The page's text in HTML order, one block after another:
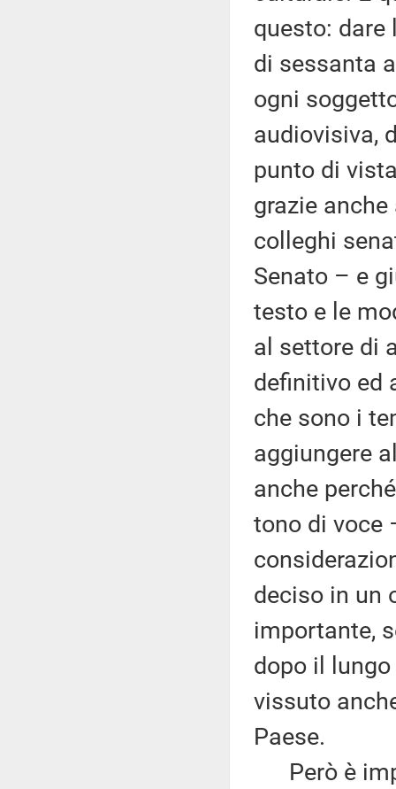
questo: dare
di sessanta
ogni
audiovisiva,
punto di
grazie
colleghi
Senato – e
testo e le
al settore di
definitivo ed
che sono i
aggiungere
anche
tono di voce
deciso in un
importante,
dopo il
vissuto
Paese.
Però è